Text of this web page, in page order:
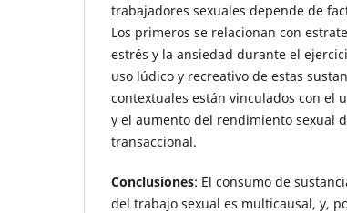
trabajadores sexuales depende de
Los primeros se relacionan con
estrés y la ansiedad durante el
uso lúdico y recreativo de estas
contextuales están vinculados con el
y el aumento del rendimiento sexual
transaccional.
Conclusiones: El consumo de
del trabajo sexual es multicausal, y,